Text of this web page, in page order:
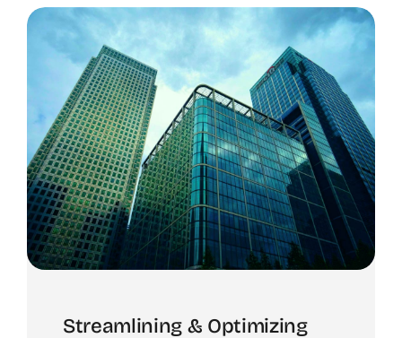
Streamlining & Optimizing